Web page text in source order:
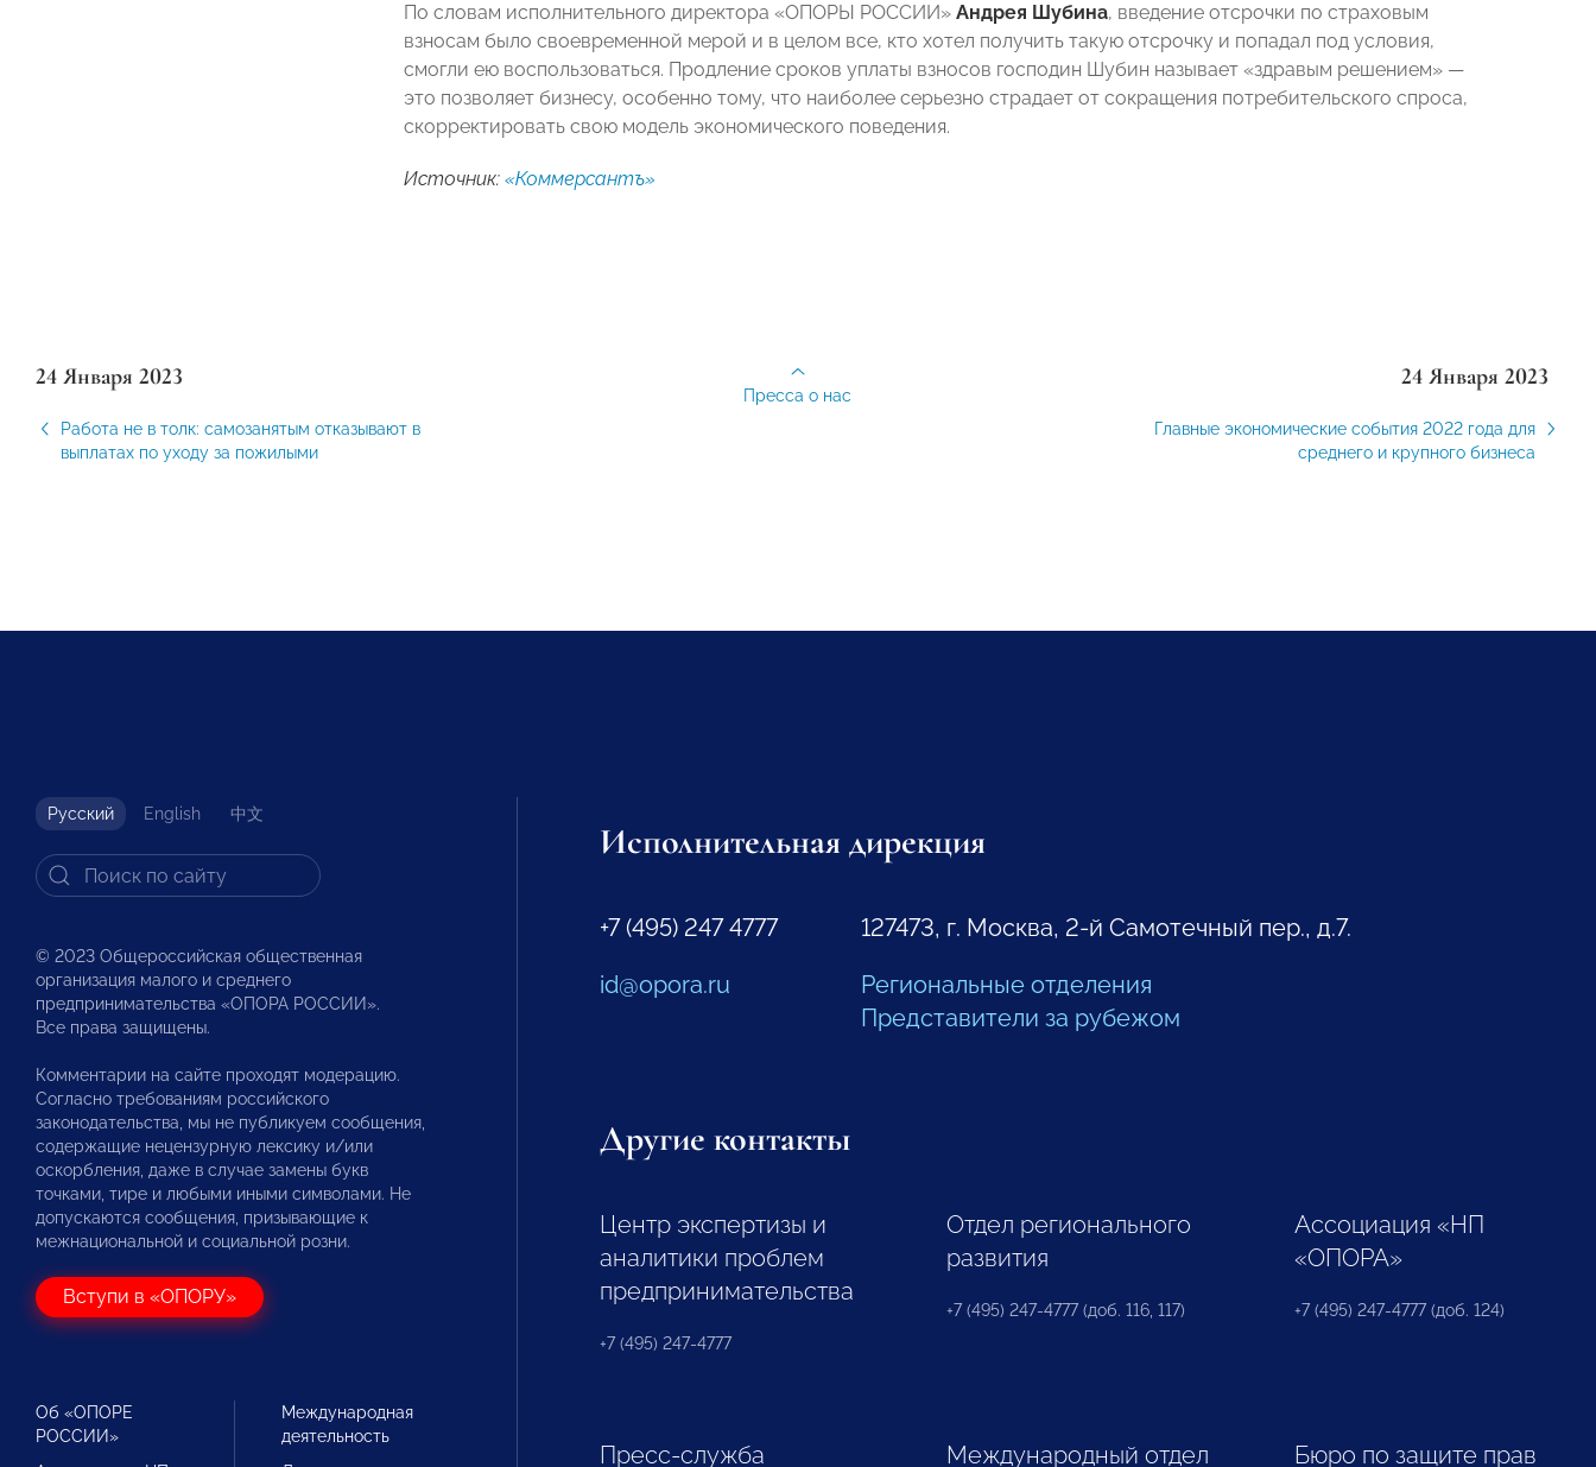
По словам исполнительного директора «ОПОРЫ РОССИИ» Андрея Шубина, введение отсрочки по страховым
взносам было своевременной мерой и в целом все, кто хотел получить такую отсрочку и попадал под условия,
смогли ею воспользоваться. Продление сроков уплаты взносов господин Шубин называет «здравым решением» —
это позволяет бизнесу, особенно тому, что наиболее серьезно страдает от сокращения потребительского спроса,
скорректировать свою модель экономического поведения.
Источник: «Коммерсантъ»
24 Января 2023
Работа не в толк: самозанятым отказывают в
выплатах по уходу за пожилыми
24 Января 2023
Главные экономические события 2022 года для
среднего и крупного бизнеса
Пресса о нас
Русский English 中文
© 2023 Общероссийская общественная
организация малого и среднего
предпринимательства «ОПОРА РОССИИ».
Все права защищены.
Комментарии на сайте проходят модерацию.
Согласно требованиям российского
законодательства, мы не публикуем сообщения,
содержащие нецензурную лексику и/или
оскорбления, даже в случае замены букв
точками, тире и любыми иными символами. Не
допускаются сообщения, призывающие к
межнациональной и социальной розни.
Вступи в «ОПОРУ»
Об «ОПОРЕ
РОССИИ»
Международная
деятельность
Исполнительная дирекция
+7 (495) 247 4777
id@opora.ru
127473, г. Москва, 2-й Самотечный пер., д.7.
Региональные отделения
Представители за рубежом
Другие контакты
Центр экспертизы и
аналитики проблем
предпринимательства
+7 (495) 247-4777
Отдел регионального
развития
+7 (495) 247-4777 (доб. 116, 117)
Ассоциация «НП
«ОПОРА»
+7 (495) 247-4777 (доб. 124)
Пресс-служба Международный отдел Бюро по защите прав